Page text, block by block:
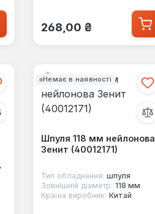
Звичайна ціна:
268,00 ₴
Немає в наявності
Шпуля 118 мм нейлонова
Зенит (40012171)
Тип обладнання: шпуля
Зовнішній діаметр: 118 мм
Країна виробник: Китай